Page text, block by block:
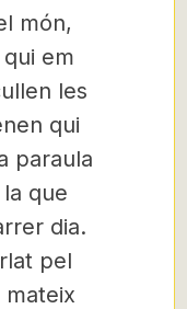
món,
qui em
les
qui
paraula
que
dia.
pel